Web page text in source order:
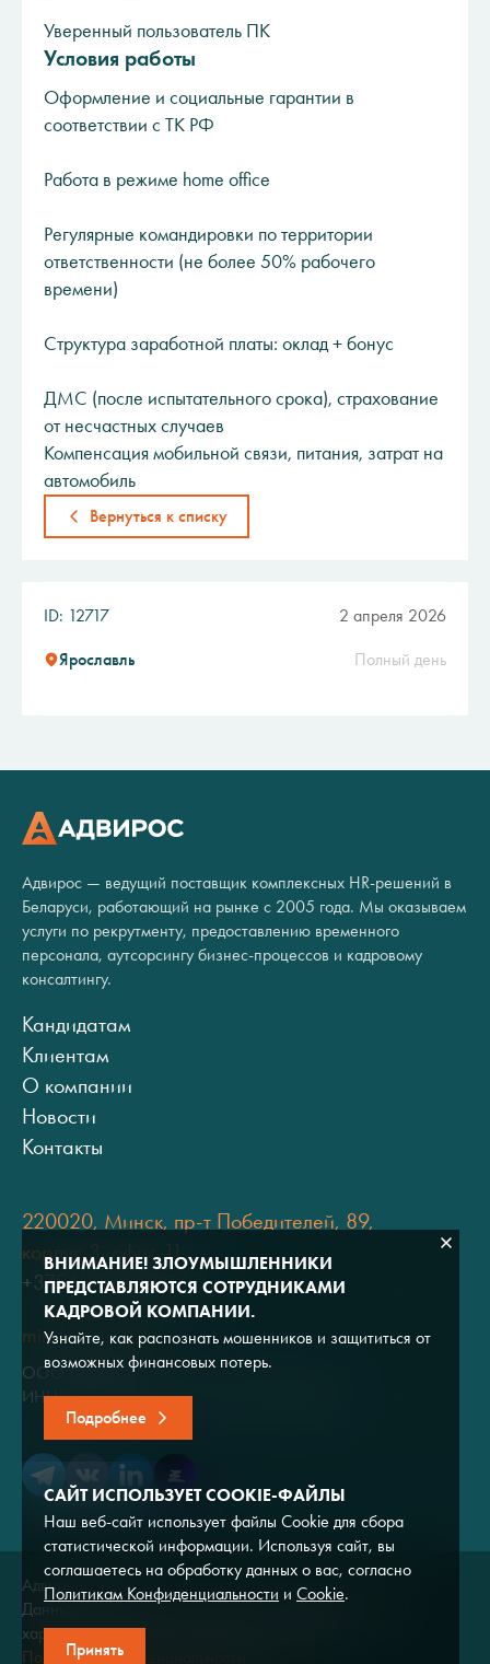
Уверенный пользователь ПК
Условия работы
Оформление и социальные гарантии в
соответствии с ТК РФ
Работа в режиме home office
Регулярные командировки по территории
ответственности (не более 50% рабочего
времени)
Структура заработной платы: оклад + бонус
ДМС (после испытательного срока), страхование
от несчастных случаев
Компенсация мобильной связи, питания, затрат на
автомобиль
Вернуться к списку
ID: 12717 2 апреля 2026
Ярославль Полный день
Адвирос — ведущий поставщик комплексных HR-решений в
Беларуси, работающий на рынке с 2005 года. Мы оказываем
услуги по рекрутменту, предоставлению временного
персонала, аутсорсингу бизнес-процессов и кадровому
консалтингу.
Кандидатам
Клиентам
О компании
Новости
Контакты
220020, Минск, пр-т Победителей, 89,
корпус 3, офис 11
+375 (17) 334 80 07
minsk@adviros.by
ООО "Адвирос"
ИНН 7714572528 / ОГРН 1047796766380
Адвирос © 2026
Данный сайт носит исключительно информационный
характер и не является публичной офертой.
Политика конфиденциальности
ВНИМАНИЕ! ЗЛОУМЫШЛЕННИКИ
ПРЕДСТАВЛЯЮТСЯ СОТРУДНИКАМИ
КАДРОВОЙ КОМПАНИИ.
Узнайте, как распознать мошенников и защититься от
возможных финансовых потерь.
Подробнее
САЙТ ИСПОЛЬЗУЕТ COOKIE-ФАЙЛЫ
Наш веб-сайт использует файлы Cookie для сбора
статистической информации. Используя сайт, вы
соглашаетесь на обработку данных о вас, согласно
Политикам Конфиденциальности и Cookie.
Принять